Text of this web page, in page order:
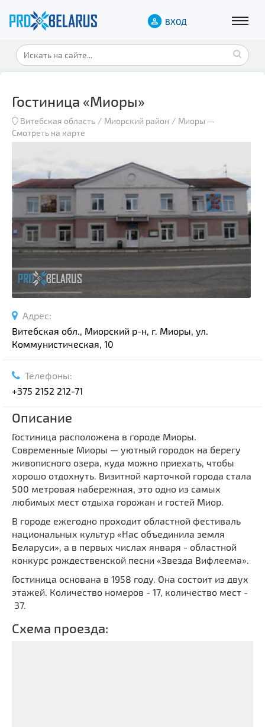
ВХОД
Гостиница «Миоры»
Витебская область Миорский район Миоры —
Смотреть на карте
Адрес:
Витебская обл., Миорский р-н, г. Миоры, ул.
Коммунистическая, 10
Телефоны:
+375 2152 212-71
Описание
Гостиница расположена в городе Миоры.
Современные Миоры — уютный городок на берегу
живописного озера, куда можно приехать, чтобы
хорошо отдохнуть. Визитной карточкой города стала
500 метровая набережная, это одно из самых
любимых мест отдыха горожан и гостей Миор.
В городе ежегодно проходит областной фестиваль
национальных культур «Нас объединила земля
Беларуси», а в первых числах января - областной
конкурс рождественской песни «Звезда Вифлеема».
Гостиница основана в 1958 году. Она состоит из двух
этажей. Количество номеров - 17, количество мест -
37.
Схема проезда: